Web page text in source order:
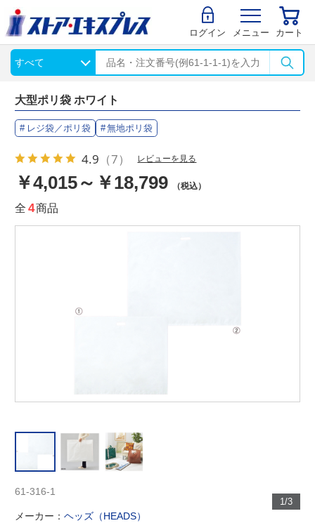
ログイン メニュー カート
大型ポリ袋 ホワイト
レジ袋／ポリ袋 無地ポリ袋
4.9 （7） レビューを見る
￥4,015～￥18,799 （税込）
全 4商品
1/3
61-316-1
メーカー：ヘッズ（HEADS）